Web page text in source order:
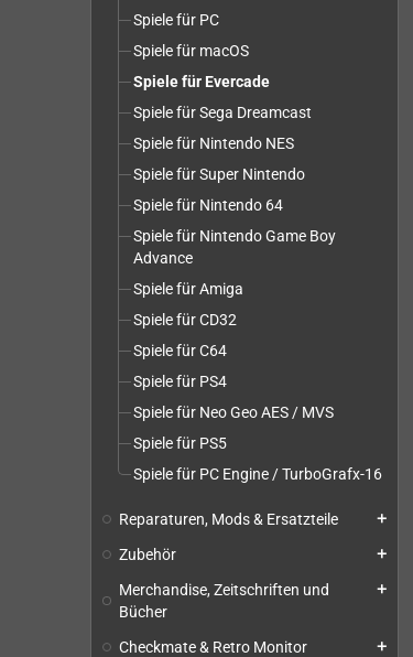
Spiele für PC
Spiele für macOS
Spiele für Evercade
Spiele für Sega Dreamcast
Spiele für Nintendo NES
Spiele für Super Nintendo
Spiele für Nintendo 64
Spiele für Nintendo Game Boy
Advance
Spiele für Amiga
Spiele für CD32
Spiele für C64
Spiele für PS4
Spiele für Neo Geo AES / MVS
Spiele für PS5
Spiele für PC Engine / TurboGrafx-16
Reparaturen, Mods & Ersatzteile add
Zubehör add
Merchandise, Zeitschriften und
Bücher
add
Checkmate & Retro Monitor add